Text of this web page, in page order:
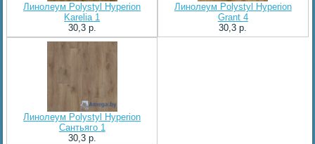
Линолеум Polystyl Hyperion
Karelia 1
30,3 p.
Линолеум Polystyl Hyperion
Grant 4
30,3 p.
Линолеум Polystyl Hyperion
Сантьяго 1
30,3 p.